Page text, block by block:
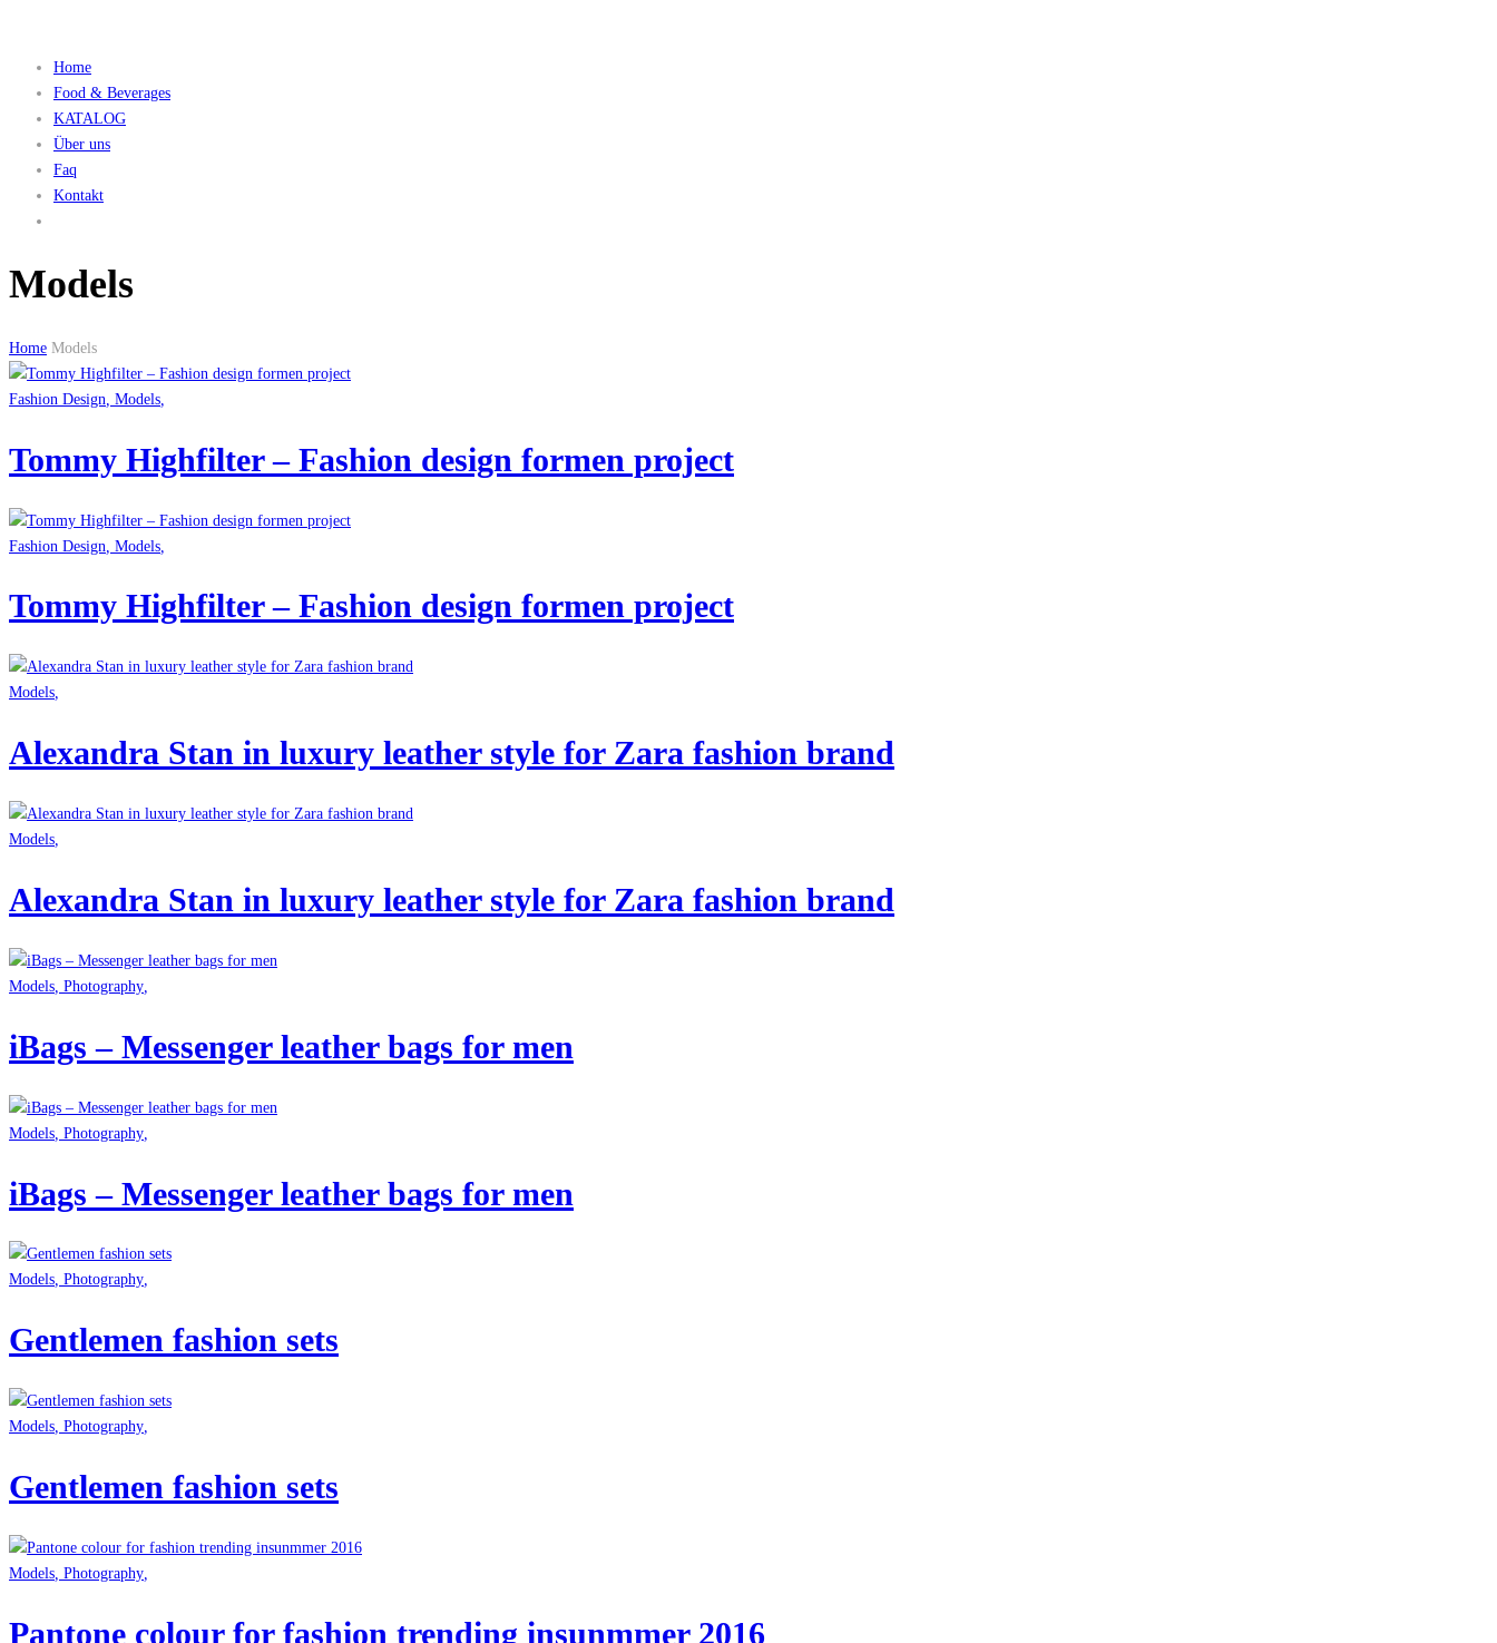
Home
Food & Beverages
KATALOG
Über uns
Faq
Kontakt
Models
Home Models
Fashion Design Models
Tommy Highfilter – Fashion design formen project
Fashion Design Models
Tommy Highfilter – Fashion design formen project
Models,
Alexandra Stan in luxury leather style for Zara fashion brand
Models,
Alexandra Stan in luxury leather style for Zara fashion brand
Models Photography
iBags – Messenger leather bags for men
Models Photography
iBags – Messenger leather bags for men
Models, Photography,
Gentlemen fashion sets
Models, Photography,
Gentlemen fashion sets
Models, Photography,
Pantone colour for fashion trending insunmmer 2016